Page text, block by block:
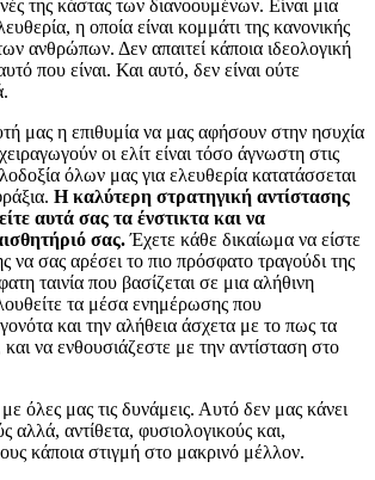
της κάστας των διανοουμένων. Είναι μια
η οποία είναι κομμάτι της κανονικής
ανθρώπων. Δεν απαιτεί κάποια ιδεολογική
που είναι. Και αυτό, δεν είναι ούτε
μας η επιθυμία να μας αφήσουν στην ησυχία
οι ελίτ είναι τόσο άγνωστη στις
όλων μας για ελευθερία κατατάσσεται
Η καλύτερη στρατηγική αντίστασης
αυτά σας τα ένστικτα και να
σας.Έχετε κάθε δικαίωμα να είστε
να σας αρέσει το πιο πρόσφατο τραγούδι της
ταινία που βασίζεται σε μια αλήθινη
τα μέσα ενημέρωσης που
και την αλήθεια άσχετα με το πως τα
να ενθουσιάζεστε με την αντίσταση στο
όλες μας τις δυνάμεις. Αυτό δεν μας κάνει
αλλά, αντίθετα, φυσιολογικούς και,
κάποια στιγμή στο μακρινό μέλλον.